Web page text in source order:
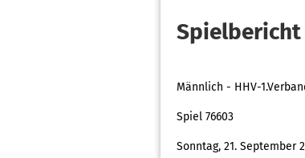
Spielbericht
Männlich - HHV-
Spiel 76603
Sonntag, 21. September